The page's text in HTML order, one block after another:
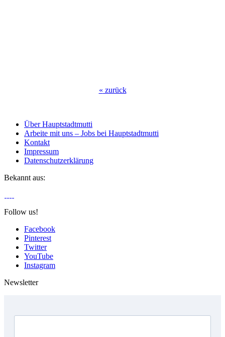
« zurück
Über Hauptstadtmutti
Arbeite mit uns – Jobs bei Hauptstadtmutti
Kontakt
Impressum
Datenschutzerklärung
Bekannt aus:
Follow us!
Facebook
Pinterest
Twitter
YouTube
Instagram
Newsletter